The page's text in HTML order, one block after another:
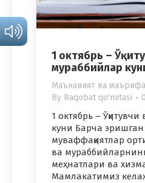
1 октябрь –
мураббийлар
Маънавият ва
By Raqobat qo'mitasi
1 октябрь –
куни Барча эришган
муваффақиятлар
ва
меҳнатлари ва
Мамлакатимиз